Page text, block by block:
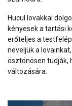
Hucul lovakkal
kényesek a tartási
erőteljes a
neveljük a
ösztönösen tudják,
változására.